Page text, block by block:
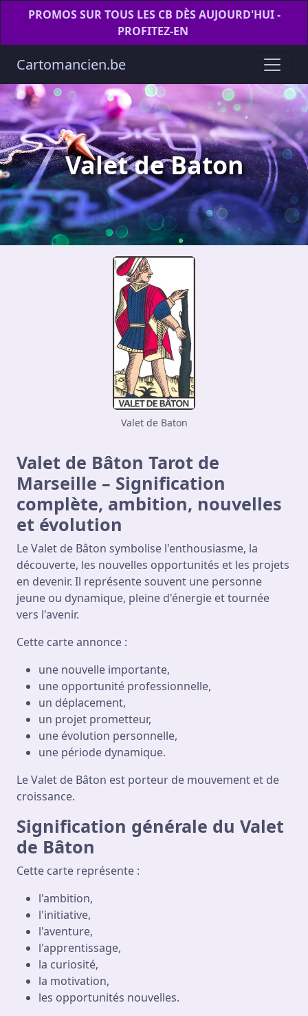
PROMOS SUR TOUS LES CB DÈS AUJOURD'HUI -
PROFITEZ-EN
Cartomancien.be
Valet de Baton
Valet de Baton
Valet de Bâton Tarot de
Marseille – Signification
complète, ambition, nouvelles
et évolution
Le Valet de Bâton symbolise l'enthousiasme, la
découverte, les nouvelles opportunités et les projets
en devenir. Il représente souvent une personne
jeune ou dynamique, pleine d'énergie et tournée
vers l'avenir.
Cette carte annonce :
une nouvelle importante,
une opportunité professionnelle,
un déplacement,
un projet prometteur,
une évolution personnelle,
une période dynamique.
Le Valet de Bâton est porteur de mouvement et de
croissance.
Signification générale du Valet
de Bâton
Cette carte représente :
l'ambition,
l'initiative,
l'aventure,
l'apprentissage,
la curiosité,
la motivation,
les opportunités nouvelles.